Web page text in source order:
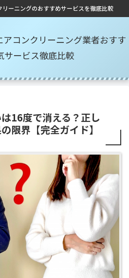
ーニングのおすすめサービスを徹底比較
アコンクリーニング業者おすす
サービス徹底比較
16度で消える？正し
限界【完全ガイド】